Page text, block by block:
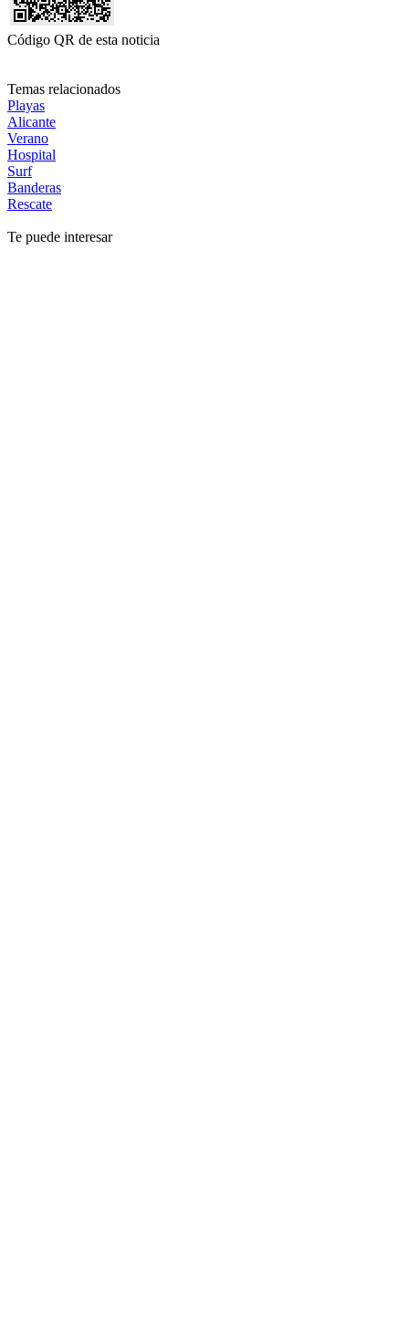
Código QR de esta noticia
Temas relacionados
Playas
Alicante
Verano
Hospital
Surf
Banderas
Rescate
Te puede interesar